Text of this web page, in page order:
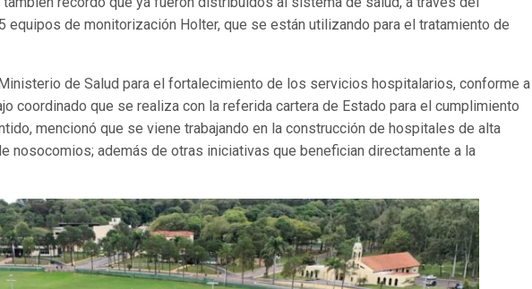
equipos de monitorización Holter, que se están utilizando para el tratamiento de
de Salud para el fortalecimiento de los servicios hospitalarios, conforme a
coordinado que se realiza con la referida cartera de Estado para el cumplimiento
mencionó que se viene trabajando en la construcción de hospitales de alta
nosocomios; además de otras iniciativas que benefician directamente a la